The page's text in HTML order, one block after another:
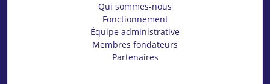
Qui sommes-nous
Fonctionnement
Équipe administrative
Membres fondateurs
Partenaires